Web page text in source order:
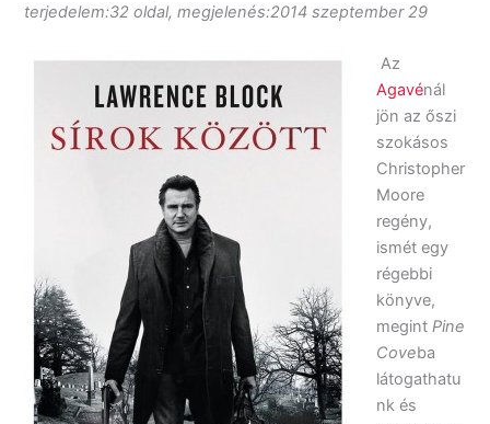
terjedelem:32 oldal, megjelenés:2014 szeptember 29
Az
Agavénál
jön az őszi
szokásos
Christopher
Moore
regény,
ismét egy
régebbi
könyve,
megintPine
Coveba
látogathatu
nk és